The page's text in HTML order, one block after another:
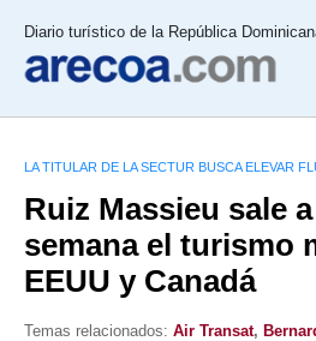
Diario turístico de la República
LA TITULAR DE LA SECTUR BUSCA ELEVAR
Ruiz Massieu sale
semana el turismo
EEUU y Canadá
Temas relacionados: Air Transat,